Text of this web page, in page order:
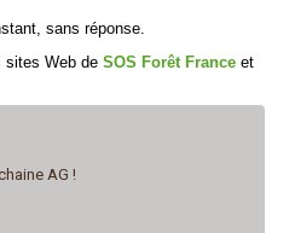
sans réponse.
sites Web de SOS Forêt France et
AG !